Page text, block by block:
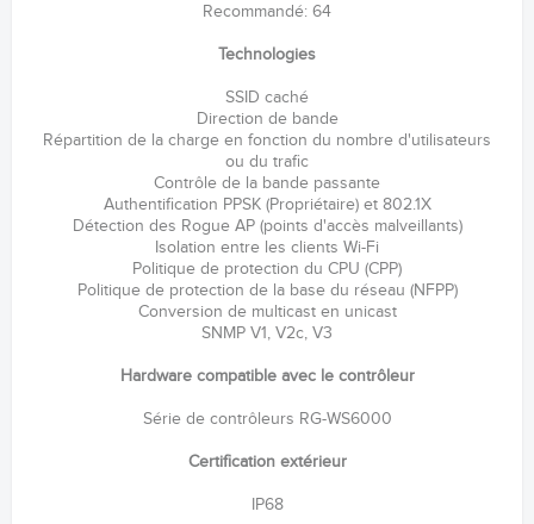
Recommandé: 64
Technologies
SSID caché
Direction de bande
Répartition de la charge en fonction du nombre d'utilisateurs
ou du trafic
Contrôle de la bande passante
Authentification PPSK (Propriétaire) et 802.1X
Détection des Rogue AP (points d'accès malveillants)
Isolation entre les clients Wi-Fi
Politique de protection du CPU (CPP)
Politique de protection de la base du réseau (NFPP)
Conversion de multicast en unicast
SNMP V1, V2c, V3
Hardware compatible avec le contrôleur
Série de contrôleurs RG-WS6000
Certification extérieur
IP68